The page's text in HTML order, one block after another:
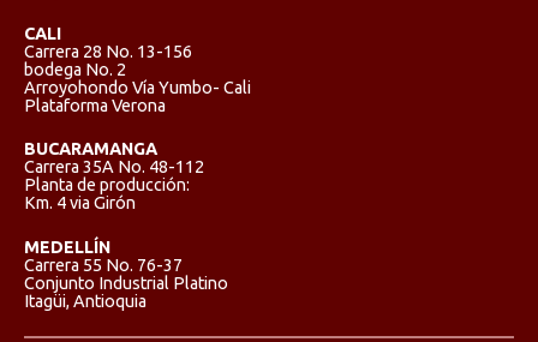
CALI
Carrera 28 No. 13-156
bodega No. 2
Arroyohondo Vía Yumbo- Cali
Plataforma Verona
BUCARAMANGA
Carrera 35A No. 48-112
Planta de producción:
Km. 4 via Girón
MEDELLÍN
Carrera 55 No. 76-37
Conjunto Industrial Platino
Itagüi, Antioquia